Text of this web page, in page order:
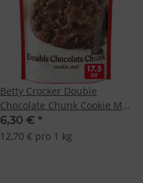
Betty Crocker Double
Chocolate Chunk Cookie Mix
496g -MHD:26.12.2025-
6,30 € *
12,70 € pro 1 kg